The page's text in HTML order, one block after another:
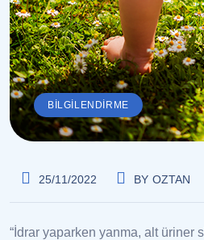
BILGILENDIRME
25/11/2022 BY OZTAN
“İdrar yaparken yanma, alt üriner